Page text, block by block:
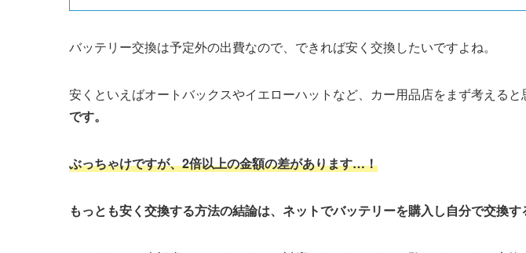
バッテリー交換は予定外の出費なので、できれば安く交換したいですよね。
安くといえばオートバックスやイエローハットなど、カー用品店をまず考えると
です。
ぶっちゃけですが、2倍以上の金額の差があります…！
もっとも安く交換する方法の結論は、ネットでバッテリーを購入し自分で交換す